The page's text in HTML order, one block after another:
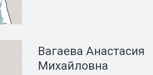
Вагаева Анастасия
Михайловна